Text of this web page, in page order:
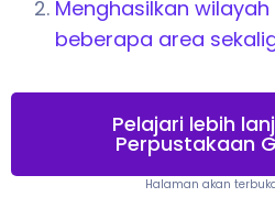
Menghasilkan
beberapa area
Pelajari lebih
Perpustakaan
Halaman akan